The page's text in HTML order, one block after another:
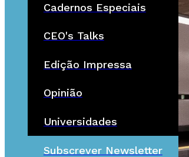
Cadernos Especiais
CEO's Talks
Edição Impressa
Opinião
Universidades
Subscrever Newsletter